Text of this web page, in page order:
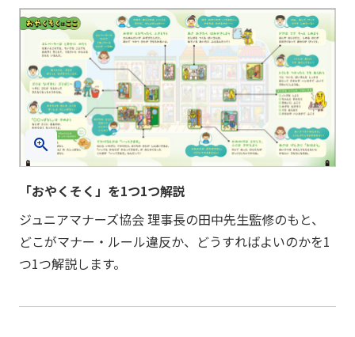
「おやくそく」を1つ1つ解説
ジュニアマナーズ協会 理事長の田中先生監修のもと、
どこがマナー・ルール違反か、どうすればよいのかを1
つ1つ解説します。